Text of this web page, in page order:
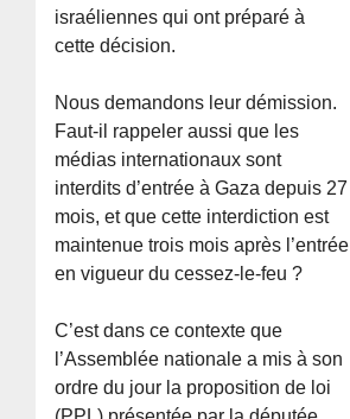
israéliennes qui ont préparé à
cette décision.
Nous demandons leur démission.
Faut-il rappeler aussi que les
médias internationaux sont
interdits d’entrée à Gaza depuis 27
mois, et que cette interdiction est
maintenue trois mois après l’entrée
en vigueur du cessez-le-feu ?
C’est dans ce contexte que
l’Assemblée nationale a mis à son
ordre du jour la proposition de loi